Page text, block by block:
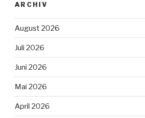
ARCHIV
August 2026
Juli 2026
Juni 2026
Mai 2026
April 2026